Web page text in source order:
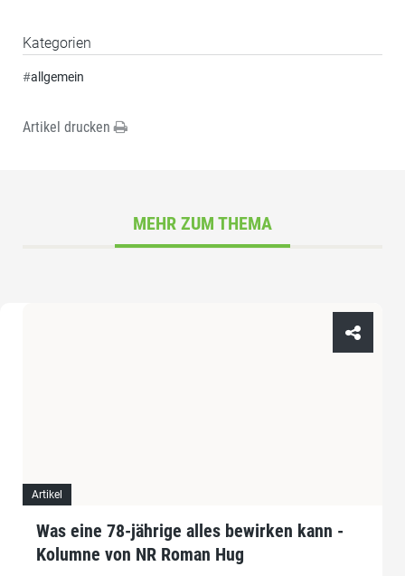
Kategorien
#allgemein
Artikel drucken
MEHR ZUM THEMA
Artikel
Was eine 78-jährige alles bewirken kann -
Kolumne von NR Roman Hug